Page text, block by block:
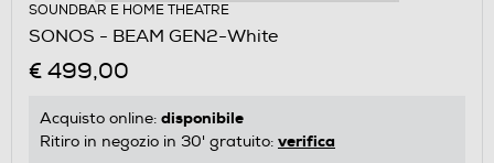
SOUNDBAR E HOME THEATRE
SONOS - BEAM GEN2-White
€ 499,00
Acquisto online: disponibile
Ritiro in negozio in 30' gratuito: verifica